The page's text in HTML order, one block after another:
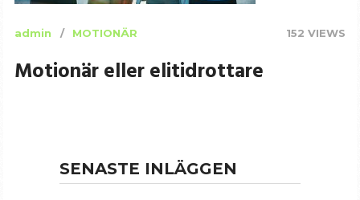
admin MOTIONÄR 152 VIEWS
Motionär eller elitidrottare
SENASTE INLÄGGEN